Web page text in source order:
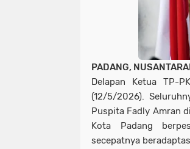
PADANG,
Delapan Ketua TP-
(12/5/2026).
Puspita Fadly Amran
Kota Padang
secepatnya